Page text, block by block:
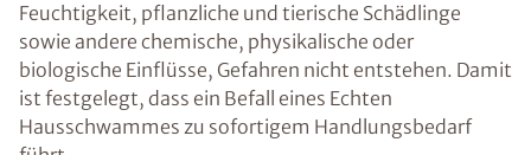
Feuchtigkeit, pflanzliche und tierische Schädlinge
sowie andere chemische, physikalische oder
biologische Einflüsse, Gefahren nicht entstehen. Damit
ist festgelegt, dass ein Befall eines Echten
Hausschwammes zu sofortigem Handlungsbedarf